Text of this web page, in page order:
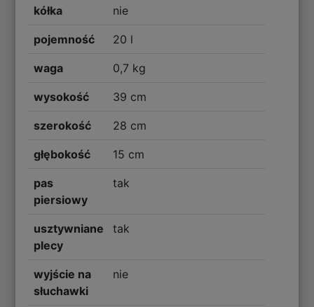
kółka nie
pojemność 20 l
waga 0,7 kg
wysokość 39 cm
szerokość 28 cm
głębokość 15 cm
pas
piersiowy
tak
usztywniane
plecy
tak
wyjście na
słuchawki
nie